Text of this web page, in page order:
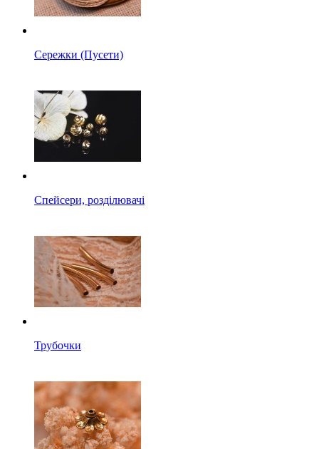
Сережки (Пусети)
Спейсери, розділювачі
Трубочки